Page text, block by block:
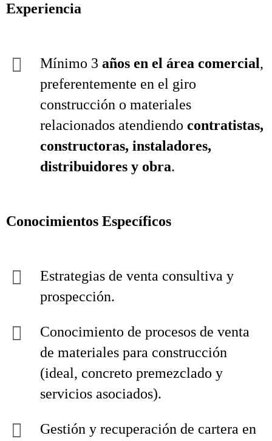
Experiencia
Mínimo 3 años en el área comercial,
preferentemente en el giro
construcción o materiales
relacionados atendiendo contratistas,
constructoras, instaladores,
distribuidores y obra.
Conocimientos Específicos
Estrategias de venta consultiva y
prospección.
Conocimiento de procesos de venta
de materiales para construcción
(ideal, concreto premezclado y
servicios asociados).
Gestión y recuperación de cartera en